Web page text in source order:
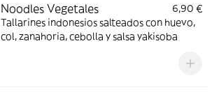
Noodles Vegetales
6,90 €
Tallarines indonesios salteados con huevo,
col, zanahoria, cebolla y salsa yakisoba